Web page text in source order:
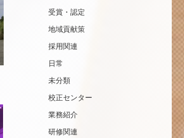
受賞・認定
地域貢献策
採用関連
日常
未分類
校正センター
業務紹介
研修関連